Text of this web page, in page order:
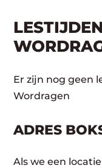
Er zijn nog geen
Wordragen
ADRES
Als we een